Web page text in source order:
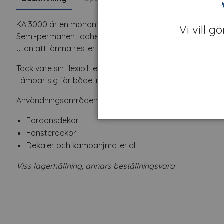
KA 3000 är en monomerisk PVC-folie som används för
Semi-permanent adhesiv vilket innebär att folien sitter
utan att lämna rester. Utmärkt att skära och rensa.
Tack vare sin flexibilitet och formbarhet kan folien
Lämpar sig för både inom- och utomhusbruk och har en
Användningsområden:
Fordonsdekor
Fönsterdekor
Dekaler och kampanjmaterial
Viss lagerhållning, annars beställningsvara
Vi vill